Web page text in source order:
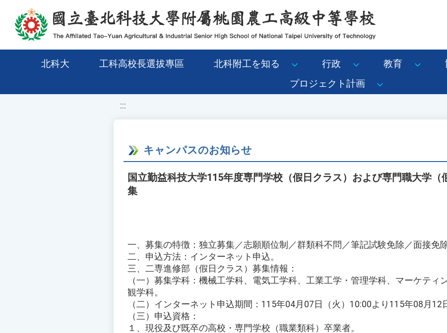
移至網頁之主要內容區位置
北科大 工科高校長選拔專區 北科附工を知る 行政 教育
プロジェクト計画
:::
キャンパスのお知らせ
国立勤益科技大学115年度専門学校（假日クラス）および専門職大学（
集
一、募集の特徴：独立募集／志願順位制／群類科不問／筆記試験免除／面接免
二、申込方法：インターネット申込。
三、二専進修部（假日クラス）募集情報：
（一）募集学科：機械工学科、電気工学科、工業工学・管理学科、マーケティ
観学科。
（二）インターネット申込期間：115年04月07日（火）10:00より115年08月12
（三）申込資格：
１、現役及び既卒の高校・専門学校（職業類科）卒業者。